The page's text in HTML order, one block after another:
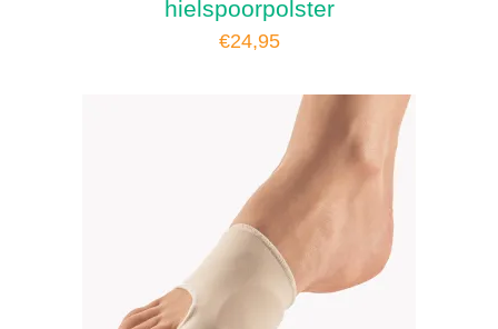
hielspoorpolster
€24,95